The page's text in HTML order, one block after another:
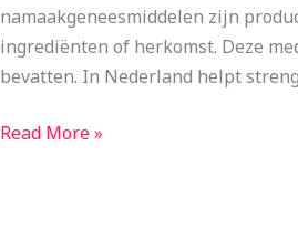
namaakgeneesmiddelen zijn
ingrediënten of herkomst. Deze
bevatten. In Nederland helpt
valse
medicijnen
in
Read More »